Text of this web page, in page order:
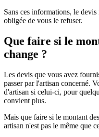
Sans ces informations, le
obligée de vous le refuser.
Que faire si le
change ?
Les devis que vous avez
passer par l'artisan concerné.
d'artisan si celui-ci, pour
convient plus.
Mais que faire si le montant
artisan n'est pas le même que